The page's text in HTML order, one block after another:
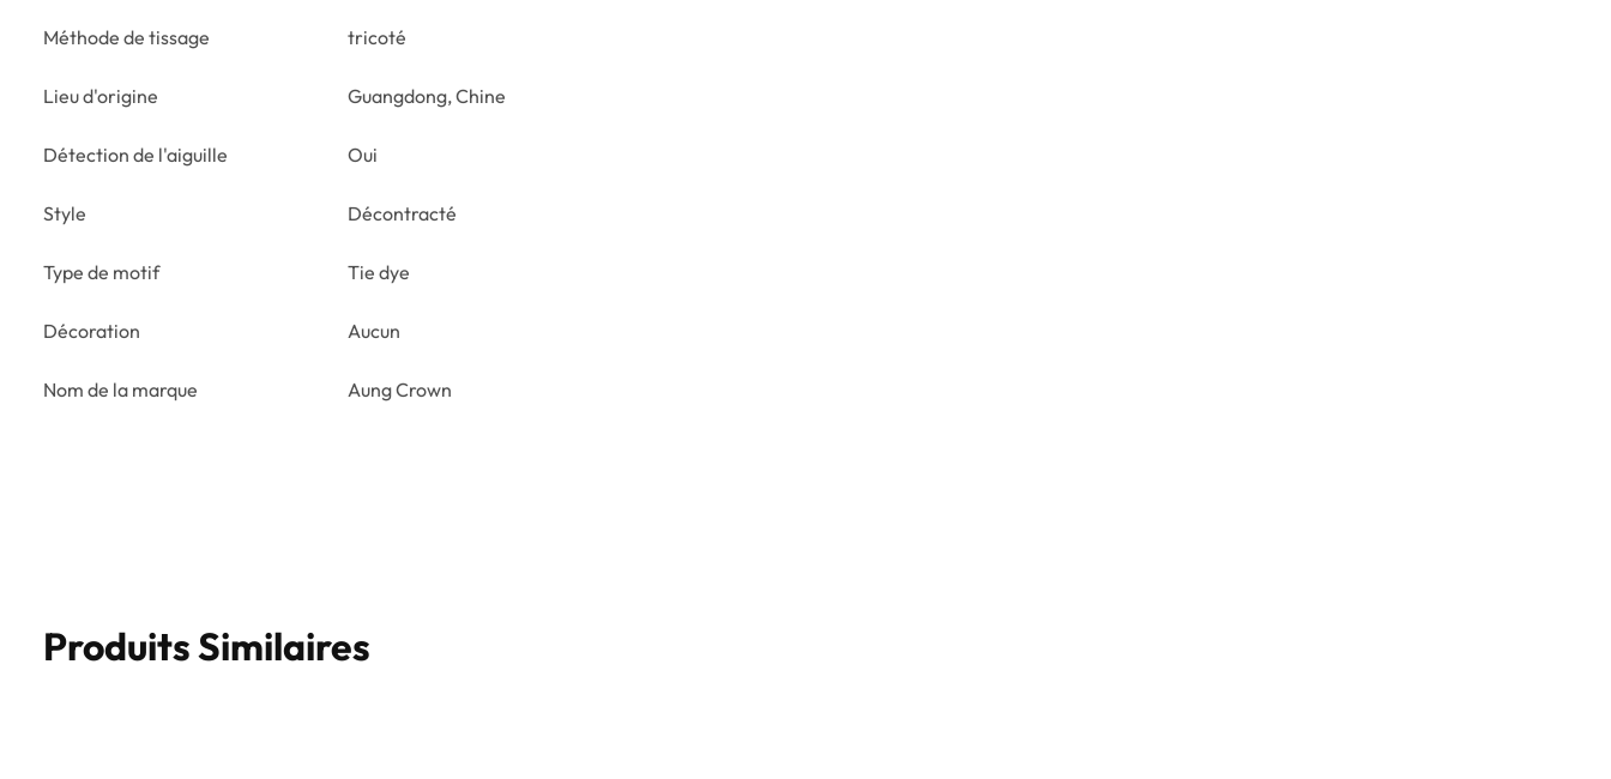
Méthode de tissage tricoté
Lieu d'origine Guangdong, Chine
Détection de l'aiguille Oui
Style Décontracté
Type de motif Tie dye
Décoration Aucun
Nom de la marque Aung Crown
Produits Similaires